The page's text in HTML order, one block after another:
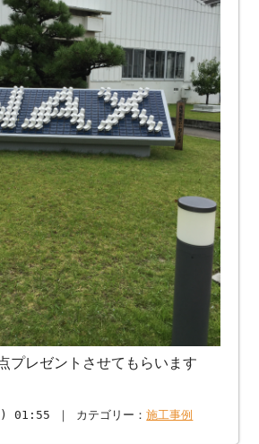
プレゼントさせてもらいます
) 01:55 ｜ カテゴリー：施工事例